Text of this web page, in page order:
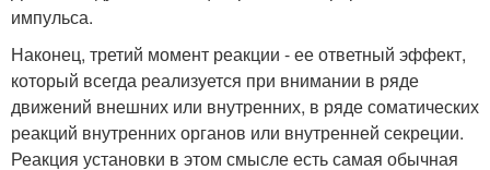
импульса.
Наконец, третий момент реакции - ее ответный эффект,
который всегда реализуется при внимании в ряде
движений внешних или внутренних, в ряде соматических
реакций внутренних органов или внутренней секреции.
Реакция установки в этом смысле есть самая обычная